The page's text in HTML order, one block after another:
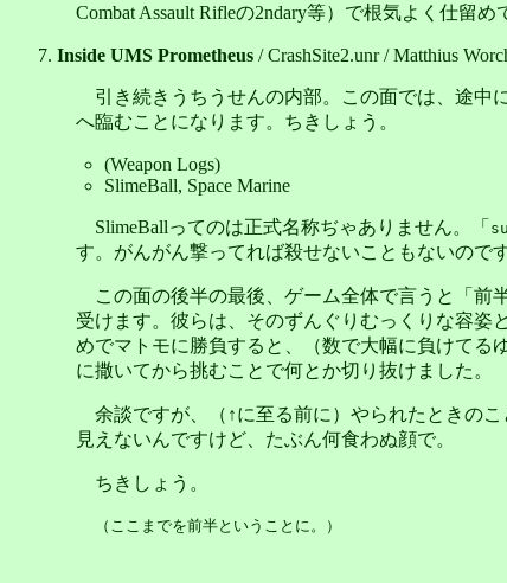
Combat Assault Rifleの2ndary等）で根気よく仕留
Inside UMS Prometheus / CrashSite2.unr / Matthius
引き続きうちうせんの内部。この面では、途中
へ臨むことになります。ちきしょう。
(Weapon Logs)
SlimeBall, Space Marine
SlimeBallってのは正式名称ぢゃありません。「
す。がんがん撃ってれば殺せないこともないので
この面の後半の最後、ゲーム全体で言うと「前
受けます。彼らは、そのずんぐりむっくりな容姿
めでマトモに勝負すると、（数で大幅に負けてる
に撒いてから挑むことで何とか切り抜けました。
余談ですが、（↑に至る前に）やられたときの
見えないんですけど、たぶん何食わぬ顔で。
ちきしょう。
（ここまでを前半ということに。）